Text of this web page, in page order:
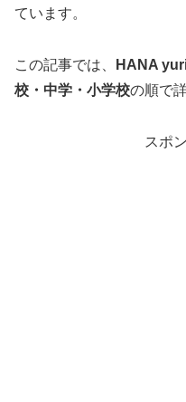
ています。
この記事では、 HANA
校・中学・小学校の順で
スポ